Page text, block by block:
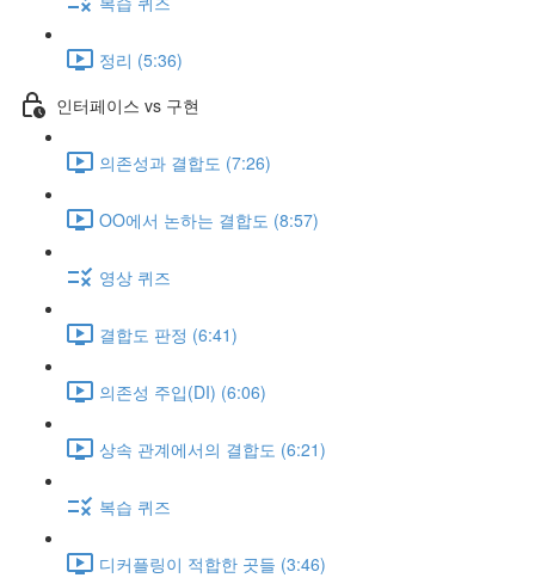
정리 (5:36)
인터페이스 vs 구현
의존성과 결합도 (7:26)
OO에서 논하는 결합도 (8:57)
영상 퀴즈
결합도 판정 (6:41)
의존성 주입(DI) (6:06)
상속 관계에서의 결합도 (6:21)
복습 퀴즈
디커플링이 적합한 곳들 (3:46)